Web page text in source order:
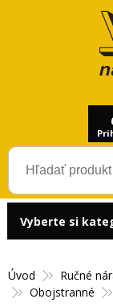
Úvod Ručné
Obojstranné
Vyberte si